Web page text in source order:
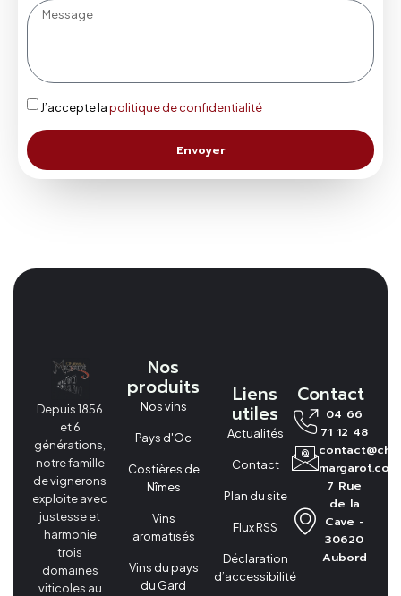
J’accepte lapolitique de confidentialité
Envoyer
Depuis 1856
et 6
générations,
notre famille
de vignerons
exploite avec
justesse et
harmonie
trois
domaines
viticoles au
Nos
produits
Nos vins
Pays d'Oc
Costières de
Nîmes
Vins
aromatisés
Vins du pays
du Gard
Liens
utiles
Actualités
Contact
Plan du site
Flux RSS
Déclaration
d’accessibilité
Contact
04 66
71 12 48
margarot.com
7 Rue
de la
Cave -
30620
Aubord